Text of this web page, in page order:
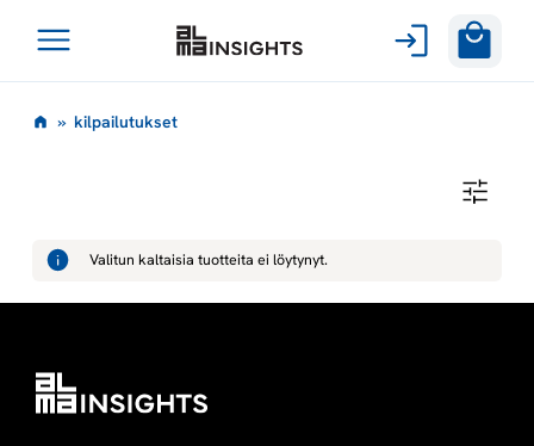
sisältöön
Avaa
k
p
a
i
» kilpailutukset
P
A
L
K
S
E
Valitun kaltaisia tuotteita ei löytynyt.